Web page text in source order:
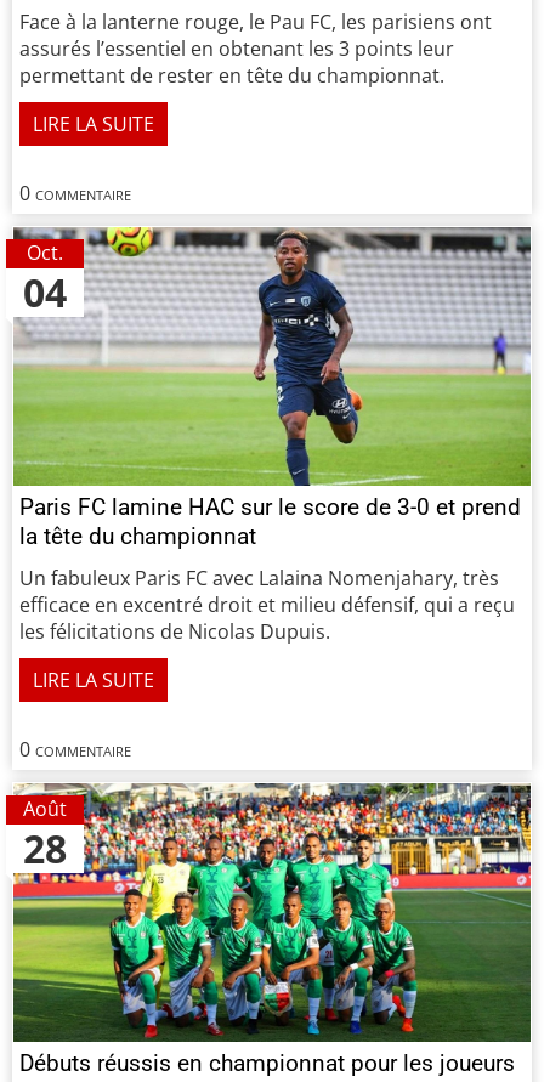
0 commentaire
Face à la lanterne rouge, le Pau FC, les parisiens ont
assurés l’essentiel en obtenant les 3 points leur
permettant de rester en tête du championnat.
LIRE LA SUITE
04
Oct.
Paris FC lamine HAC sur le score de 3-0 et prend
la tête du championnat
0 commentaire
Un fabuleux Paris FC avec Lalaina Nomenjahary, très
efficace en excentré droit et milieu défensif, qui a reçu
les félicitations de Nicolas Dupuis.
LIRE LA SUITE
28
Août
Débuts réussis en championnat pour les joueurs